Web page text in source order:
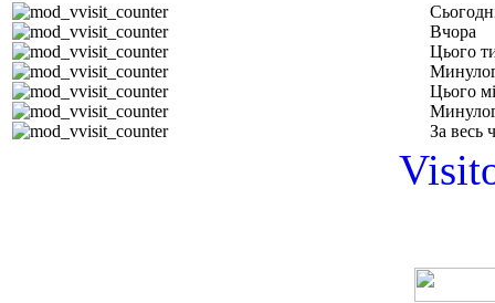
Вчора
Цього
Цього
За весь